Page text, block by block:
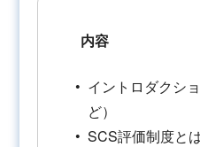
内容
イントロダクシ
ど）
SCS評価制度と